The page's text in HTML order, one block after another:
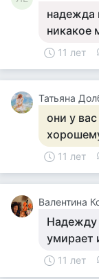
надежда
никакое
11 лет
Татьяна
они у
11 лет
Валентина
Надежду
умирает
11 лет